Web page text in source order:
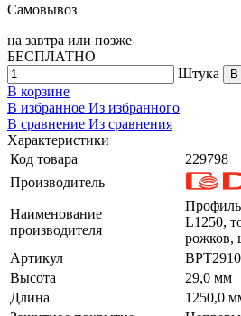
Самовывоз
на завтра или позже
БЕСПЛАТНО
Штука
В
В корзине
В избранное Из избранного
В сравнение Из сравнения
Характеристики
Код товара
229798
Производитель
Наименование
производителя
L1250,
рожков,
Артикул
Высота
29,0 мм
Длина
1250,0